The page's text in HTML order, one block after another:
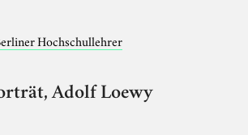
Hochschullehrer
Adolf Loewy